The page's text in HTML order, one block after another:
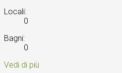
Locali:
0
Bagni:
0
Vedi di più